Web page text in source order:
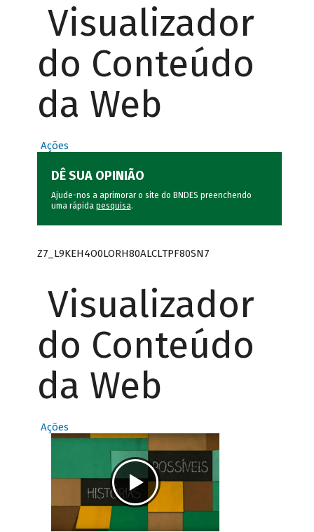
Visualizador
do Conteúdo
da Web
Ações
DÊ SUA OPINIÃO
Ajude-nos a aprimorar o site do BNDES preenchendo
uma rápida pesquisa.
Z7_L9KEH4O0LORH80ALCLTPF80SN7
Visualizador
do Conteúdo
da Web
Ações